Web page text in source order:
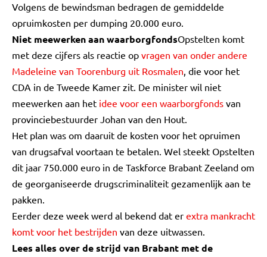
Volgens de bewindsman bedragen de gemiddelde
opruimkosten per dumping 20.000 euro.
Niet meewerken aan waarborgfondsOpstelten komt
met deze cijfers als reactie op vragen van onder andere
Madeleine van Toorenburg uit Rosmalen, die voor het
CDA in de Tweede Kamer zit. De minister wil niet
meewerken aan het idee voor een waarborgfonds van
provinciebestuurder Johan van den Hout.
Het plan was om daaruit de kosten voor het opruimen
van drugsafval voortaan te betalen. Wel steekt Opstelten
dit jaar 750.000 euro in de Taskforce Brabant Zeeland om
de georganiseerde drugscriminaliteit gezamenlijk aan te
pakken.
Eerder deze week werd al bekend dat er extra mankracht
komt voor het bestrijden van deze uitwassen.
Lees alles over de strijd van Brabant met de